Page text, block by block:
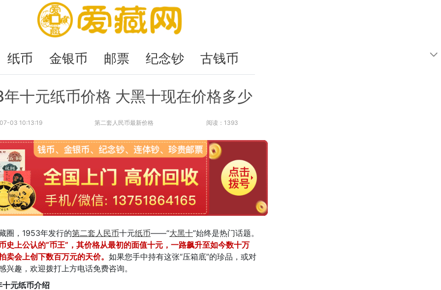
纸币 金银币 邮票 纪念钞 古钱币
十元纸币价格 大黑十现在价格多少
03 10:13:19 第二套人民币最新价格 阅读：1393
圈，1953年发行的第二套人民币十元纸币——“大黑十”始终是热门话题。
史上公认的“币王”，其价格从最初的面值十元，一路飙升至如今数十万
卖会上创下数百万元的天价。 如果您手中持有这张“压箱底”的珍品，或对
兴趣，欢迎拨打上方电话免费咨询。
元纸币介绍